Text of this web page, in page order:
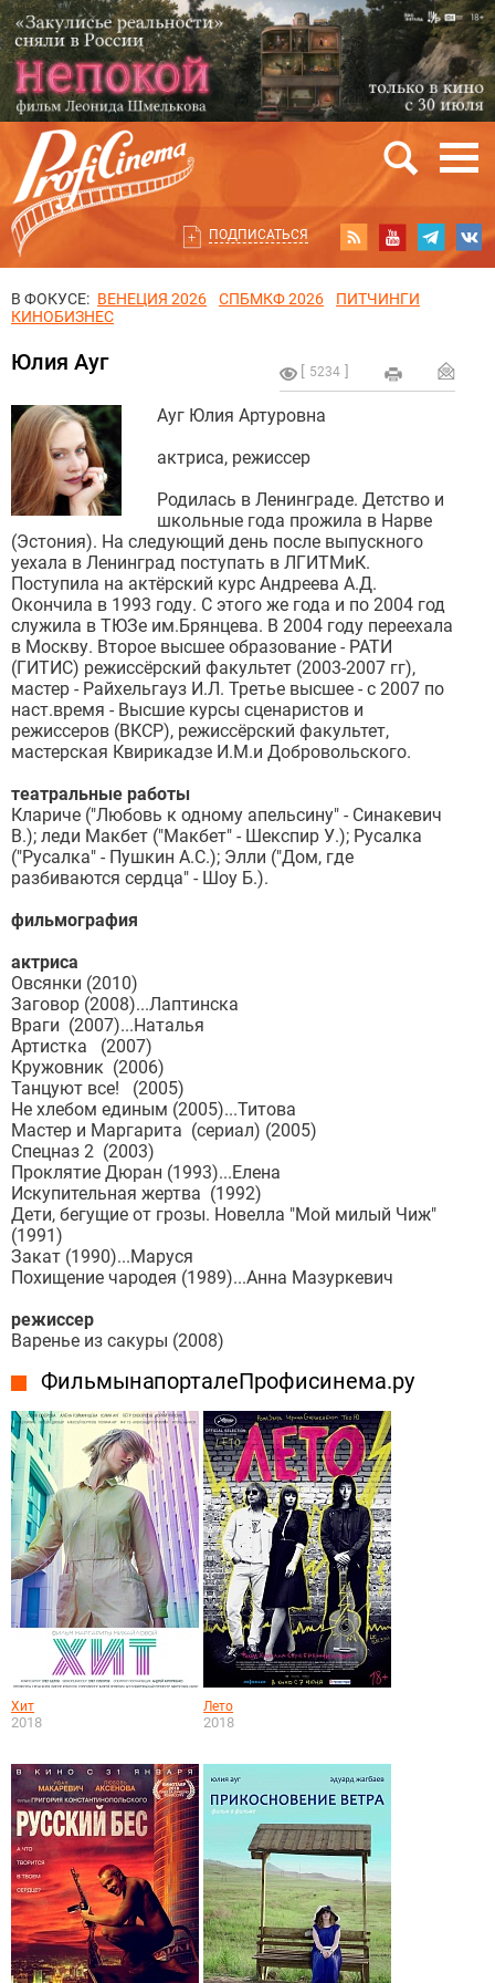
ПОДПИСАТЬСЯ
В ФОКУСЕ: ВЕНЕЦИЯ 2026 СПБМКФ 2026
ПИТЧИНГИ
КИНОБИЗНЕС
5234
Юлия Ауг
Ауг Юлия Артуровна
актриса, режиссер
Родилась в Ленинграде. Детство и
школьные года прожила в Нарве
(Эстония). На следующий день после выпускного
уехала в Ленинград поступать в ЛГИТМиК.
Поступила на актёрский курс Андреева А.Д.
Окончила в 1993 году. С этого же года и по 2004 год
служила в ТЮЗе им.Брянцева. В 2004 году переехала
в Москву. Второе высшее образование - РАТИ
(ГИТИС) режиссёрский факультет (2003-2007 гг),
мастер - Райхельгауз И.Л. Третье высшее - с 2007 по
наст.время - Высшие курсы сценаристов и
режиссеров (ВКСР), режиссёрский факультет,
мастерская Квирикадзе И.М.и Добровольского.
театральные работы
Клариче ("Любовь к одному апельсину" - Синакевич
В.); леди Макбет ("Макбет" - Шекспир У.); Русалка
("Русалка" - Пушкин А.С.); Элли ("Дом, где
разбиваются сердца" - Шоу Б.).
фильмография
актриса
Овсянки (2010)
Заговор (2008)...Лаптинска
Враги (2007)...Наталья
Артистка (2007)
Кружовник (2006)
Танцуют все! (2005)
Не хлебом единым (2005)...Титова
Мастер и Маргарита (сериал) (2005)
Спецназ 2 (2003)
Проклятие Дюран (1993)...Елена
Искупительная жертва (1992)
Дети, бегущие от грозы. Новелла "Мой милый Чиж"
(1991)
Закат (1990)...Маруся
Похищение чародея (1989)...Анна Мазуркевич
режиссер
Варенье из сакуры (2008)
Фильмы на портале Профисинема.ру
Хит
2018
Лето
2018